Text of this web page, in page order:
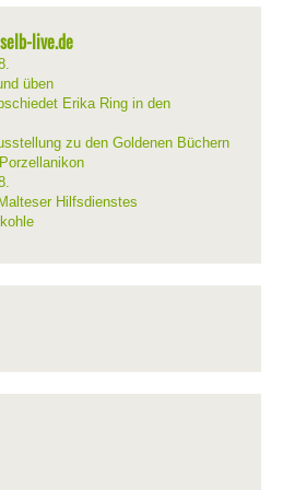
live.de
üben
Erika Ring in den
zu den Goldenen Büchern
Hilfsdienstes